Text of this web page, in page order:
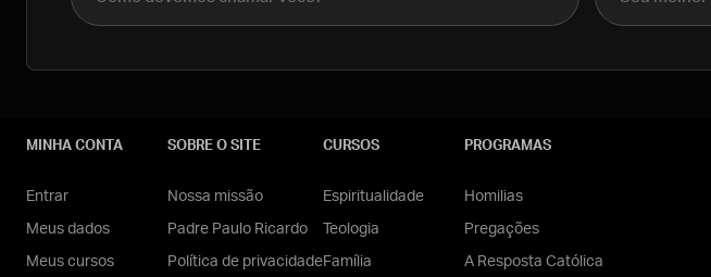
MINHA CONTA
Entrar
Meus dados
Meus cursos
SOBRE O SITE
Nossa missão
Padre Paulo Ricardo
Política de privacidade
CURSOS
Espiritualidade
Teologia
Família
PROGRAMAS
Homilias
Pregações
A Resposta Católica